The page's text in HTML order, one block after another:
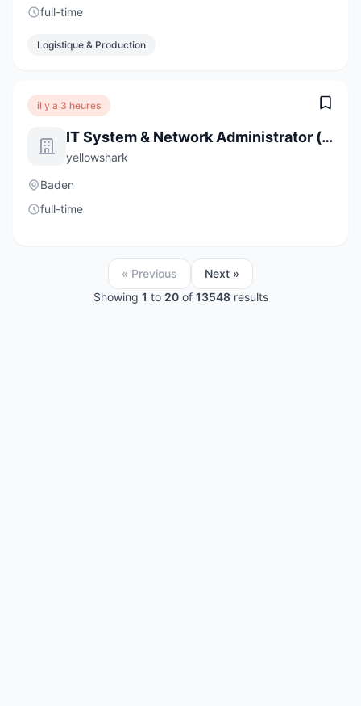
full-time
Logistique & Production
il y a 3 heures
IT System & Network Administrator (m/w) 80-100%
yellowshark
Baden
full-time
« Previous
Next »
Showing 1 to 20of 13548results